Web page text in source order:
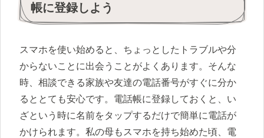
帳に登録しよう
スマホを使い始めると、ちょっとしたトラブルや分
からないことに出会うことがよくあります。そんな
時、相談できる家族や友達の電話番号がすぐに分か
るととても安心です。電話帳に登録しておくと、い
ざという時に名前をタップするだけで簡単に電話が
かけられます。私の母もスマホを持ち始めた頃、電